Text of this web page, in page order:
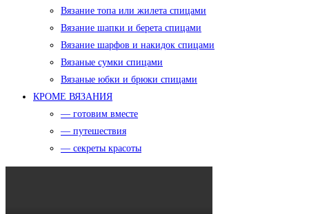
Вязание топа или жилета спицами
Вязание шапки и берета спицами
Вязание шарфов и накидок спицами
Вязаные сумки спицами
Вязаные юбки и брюки спицами
КРОМЕ ВЯЗАНИЯ
— готовим вместе
— путешествия
— секреты красоты